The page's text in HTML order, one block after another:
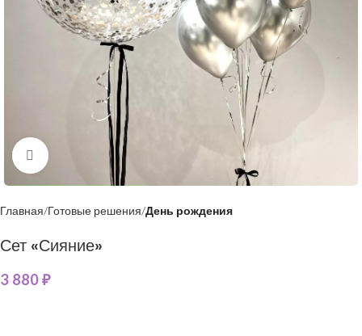
Нажмите, чтобы увеличить
Главная Готовые решения День рождения
Сет «Сияние»
3 880₽